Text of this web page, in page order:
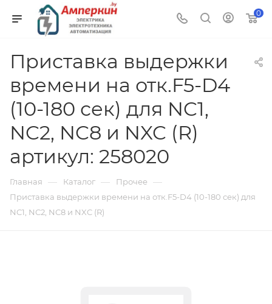
0
Приставка выдержки
времени на отк.F5-D4
(10-180 сек) для NC1,
NC2, NC8 и NXC (R)
артикул: 258020
Главная — Каталог — Прочее —
Приставка выдержки времени на отк.F5-D4 (10-180 сек) для
NC1, NC2, NC8 и NXC (R)